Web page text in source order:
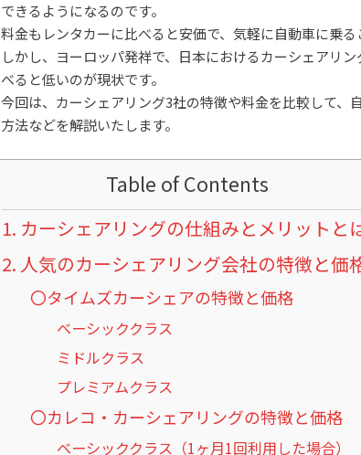
できるようになるのです。
料金もレンタカーに比べると安価で、気軽に自動車に乗る
しかし、ヨーロッパ発祥で、日本におけるカーシェアリ
べると低いのが現状です。
今回は、カーシェアリング3社の特徴や料金を比較して、
方法などを解説いたします。
Table of Contents
カーシェアリングの仕組みとメリットと
人気のカーシェアリング会社の特徴と価
〇タイムズカーシェアの特徴と価格
ベーシッククラス
ミドルクラス
プレミアムクラス
〇カレコ・カーシェアリングの特徴と価格
ベーシッククラス（1ヶ月1回利用した場合）